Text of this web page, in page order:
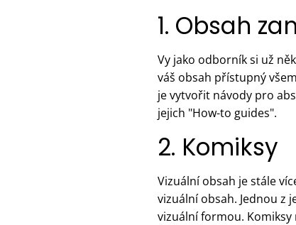
1. Obsah
Vy jako odborník si už
váš obsah přístupný
je vytvořit návody pro
jejich "How-to guides".
2. Komiksy
Vizuální obsah je stále
vizuální obsah. Jednou z
vizuální formou.